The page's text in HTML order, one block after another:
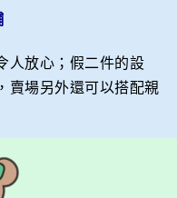
人放心；假二件的設
賣場另外還可以搭配親